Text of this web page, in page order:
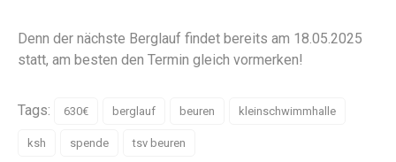
Denn der nächste Berglauf findet bereits am 18.05.2025
statt, am besten den Termin gleich vormerken!
Tags: 630€ berglauf beuren kleinschwimmhalle
ksh spende tsv beuren